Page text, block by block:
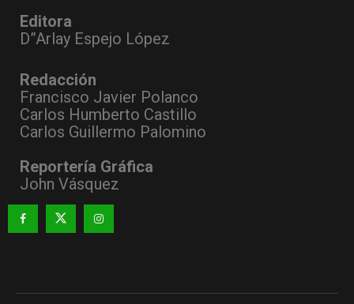
Editora
D”Arlay Espejo López
Redacción
Francisco Javier Polanco
Carlos Humberto Castillo
Carlos Guillermo Palomino
Reportería Gráfica
John Vásquez